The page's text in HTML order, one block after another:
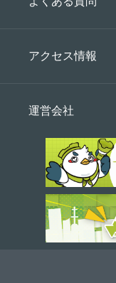
アクセス情報
運営会社